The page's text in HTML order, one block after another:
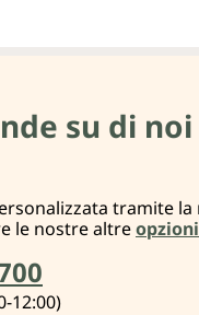
su di
tramite
le nostre altre
12:00)